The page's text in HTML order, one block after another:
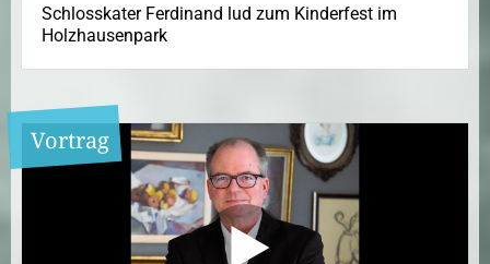
Schlosskater Ferdinand lud zum Kinderfest im
Holzhausenpark
Vortrag